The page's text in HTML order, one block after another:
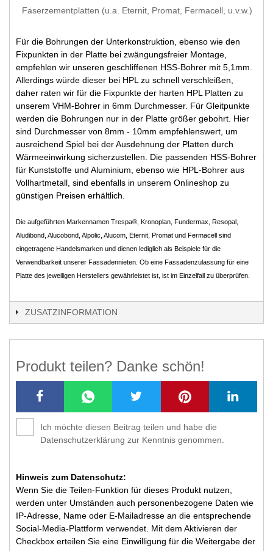
Faserzementplatten (u.a. Eternit, Promat, Fermacell, u.v.w.)
Für die Bohrungen der Unterkonstruktion, ebenso wie den
Fixpunkten in der Platte bei zwängungsfreier Montage,
empfehlen wir unseren geschliffenen HSS-Bohrer mit 5,1mm.
Allerdings würde dieser bei HPL zu schnell verschleißen,
daher raten wir für die Fixpunkte der harten HPL Platten zu
unserem VHM-Bohrer in 6mm Durchmesser. Für Gleitpunkte
werden die Bohrungen nur in der Platte größer gebohrt. Hier
sind Durchmesser von 8mm - 10mm empfehlenswert, um
ausreichend Spiel bei der Ausdehnung der Platten durch
Wärmeeinwirkung sicherzustellen. Die passenden HSS-Bohrer
für Kunststoffe und Aluminium, ebenso wie HPL-Bohrer aus
Vollhartmetall, sind ebenfalls in unserem Onlineshop zu
günstigen Preisen erhältlich.
Die aufgeführten Markennamen Trespa®, Kronoplan, Fundermax, Resopal,
Aludibond, Alucobond, Alpolic, Alucom, Eternit, Promat und Fermacell sind
eingetragene Handelsmarken und dienen lediglich als Beispiele für die
Verwendbarkeit unserer Fassadennieten. Ob eine Fassadenzulassung für eine
Platte des jeweiligen Herstellers gewährleistet ist, ist im Einzelfall zu überprüfen.
ZUSATZINFORMATION
Produkt teilen? Danke schön!
Ich möchte diesen Beitrag teilen und habe die
Datenschutzerklärung zur Kenntnis genommen.
Hinweis zum Datenschutz:
Wenn Sie die Teilen-Funktion für dieses Produkt nutzen,
werden unter Umständen auch personenbezogene Daten wie
IP-Adresse, Name oder E-Mailadresse an die entsprechende
Social-Media-Plattform verwendet. Mit dem Aktivieren der
Checkbox erteilen Sie eine Einwilligung für die Weitergabe der